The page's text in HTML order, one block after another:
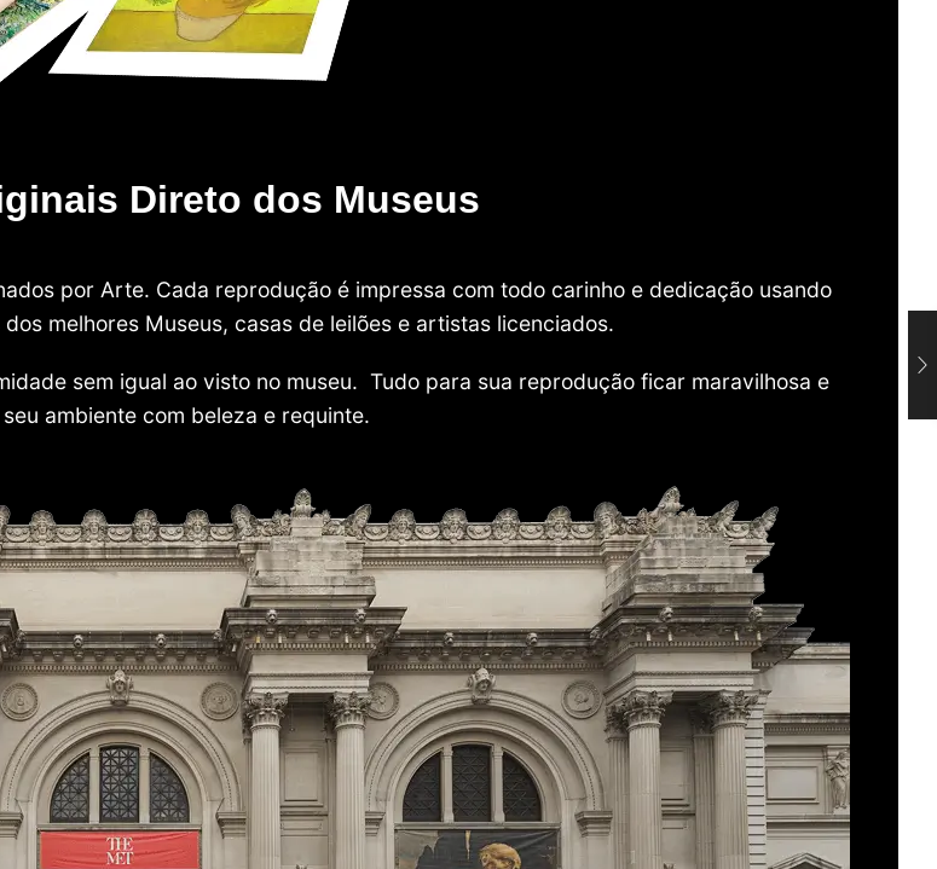
Direto dos Museus
por Arte. Cada reprodução é impressa com todo carinho e dedicação usando
melhores Museus, casas de leilões e artistas licenciados.
sem igual ao visto no museu. Tudo para sua reprodução ficar maravilhosa e
ambiente com beleza e requinte.